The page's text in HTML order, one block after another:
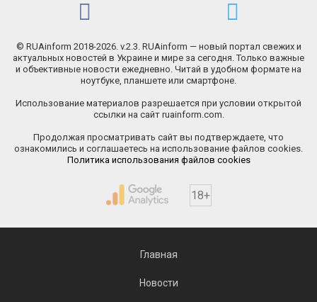
© RUAinform 2018-2026. v.2.3. RUAinform — новый портал свежих и
актуальных новостей в Украине и мире за сегодня. Только важные
и объективные новости ежедневно. Читай в удобном формате на
ноутбуке, планшете или смартфоне.
Использование материалов разрешается при условии открытой
ссылки на сайт ruainform.com.
Продолжая просматривать сайт вы подтверждаете, что
ознакомились и соглашаетесь на использование файлов cookies.
Политика использования файлов cookies
18+
Главная
Новости